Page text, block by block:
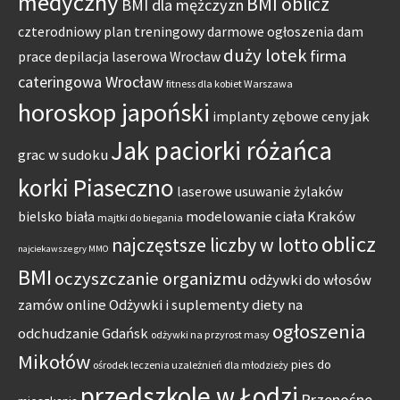
BMI dla mężczyzn
czterodniowy plan treningowydarmowe ogłoszenia dam
prace depilacja laserowa Wrocław duży lotekfirma
cateringowa Wrocław fitness dla kobiet Warszawa
horoskop japoński implanty zębowe cenyjak
grac w sudoku Jak paciorki różańca
korki Piaseczno laserowe usuwanie żylaków
bielsko biała majtki do biegania modelowanie ciała Kraków
najciekawsze gry MMO najczęstsze liczby w lottooblicz
BMI oczyszczanie organizmu odżywki do włosów
zamów onlineOdżywki i suplementy diety na
odchudzanie Gdańsk odżywki na przyrost masy ogłoszenia
Mikołów ośrodek leczenia uzależnień dla młodzieży pies do